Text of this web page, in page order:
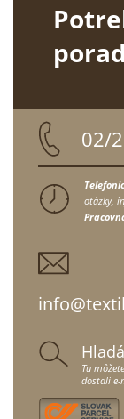
02/
otázky,
Tu
dostali e-